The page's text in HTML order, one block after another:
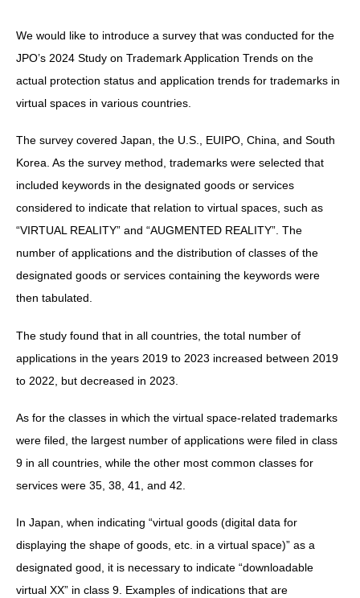
We would like to introduce a survey that was conducted for the
JPO’s 2024 Study on Trademark Application Trends on the
actual protection status and application trends for trademarks in
virtual spaces in various countries.
The survey covered Japan, the U.S., EUIPO, China, and South
Korea. As the survey method, trademarks were selected that
included keywords in the designated goods or services
considered to indicate that relation to virtual spaces, such as
“VIRTUAL REALITY” and “AUGMENTED REALITY”. The
number of applications and the distribution of classes of the
designated goods or services containing the keywords were
then tabulated.
The study found that in all countries, the total number of
applications in the years 2019 to 2023 increased between 2019
to 2022, but decreased in 2023.
As for the classes in which the virtual space-related trademarks
were filed, the largest number of applications were filed in class
9 in all countries, while the other most common classes for
services were 35, 38, 41, and 42.
In Japan, when indicating “virtual goods (digital data for
displaying the shape of goods, etc. in a virtual space)” as a
designated good, it is necessary to indicate “downloadable
virtual XX” in class 9. Examples of indications that are